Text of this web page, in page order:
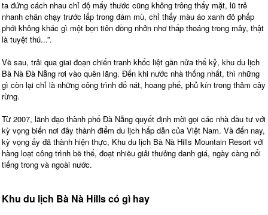
ta đứng cách nhau chỉ độ mấy thước cũng không trông thấy mặt, lũ trẻ
nhanh chân chạy trước lấp trong đám mù, chỉ thấy màu áo xanh đỏ phấp
phới không khác gì một bọn tiên đồng nhởn nhơ thấp thoáng trong mây, thật
là tuyệt thú...”.
Về sau, trải qua giai đoạn chiến tranh khốc liệt gần nửa thế kỷ, khu du lịch
Bà Nà Đà Nẵng rơi vào quên lãng. Đến khi nước nhà thống nhất, thì những
gì còn lại chỉ là những công trình đổ nát, hoang phế, phủ kín trong thảm cây
rừng.
Từ 2007, lãnh đạo thành phố Đà Nẵng quyết định mời gọi các nhà đầu tư với
kỳ vọng biến nơi đây thành điểm du lịch hấp dẫn của Việt Nam. Và đến nay,
kỳ vọng ấy đã thành hiện thực, Khu du lịch Bà Nà Hills Mountain Resort với
hàng loạt công trình bề thế, đoạt nhiều giải thưởng danh giá, ngày càng nổi
tiếng trong và ngoài nước.
Khu du lịch Bà Nà Hills có gì hay